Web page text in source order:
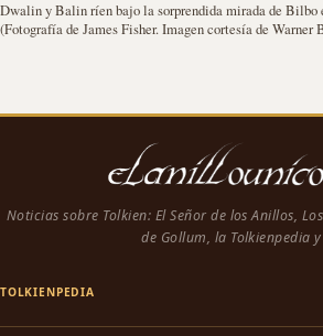
Dwalin y Balin ríen bajo la sorprendida mirada de Bilbo
(Fotografía de James Fisher. Imagen cortesía de Warner
Noticias sobre Tolkien: El Señor de los Anillos,
de Gollum, la Tolkienpedia
TOLKIENPEDIA